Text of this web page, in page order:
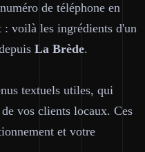
de téléphone en
voilà les ingrédients d'un
La Brède.
textuels utiles, qui
vos clients locaux. Ces
et votre